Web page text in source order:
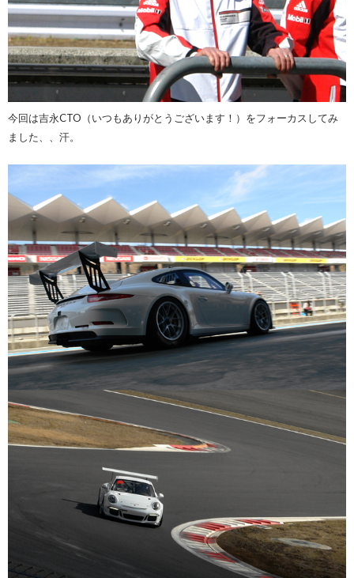
今回は吉永CTO（いつもありがとうございます！）をフォーカスしてみ
ました、、汗。